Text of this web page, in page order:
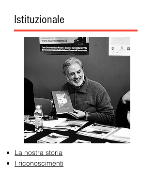
Istituzionale
La nostra storia
I riconoscimenti